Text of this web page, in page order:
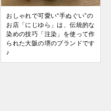
おしゃれで可愛い“手ぬぐい”の
お店「にじゆら」は、伝統的な
染めの技巧「注染」を使って作
られた大阪の堺のブランドです
♪